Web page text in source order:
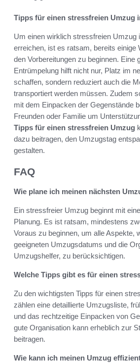
Tipps für einen stressfreien Umzug
Um einen wirklich stressfreien Umzug
erreichen, ist es ratsam, bereits einige
den Vorbereitungen zu beginnen. Eine
Entrümpelung hilft nicht nur, Platz im
schaffen, sondern reduziert auch die
transportiert werden müssen. Zudem
mit dem Einpacken der Gegenstände
Freunden oder Familie um
Tipps für einen stressfreien Umzug
dazu beitragen, den Umzugstag
gestalten.
FAQ
Wie plane ich meinen nächsten
Ein stressfreier Umzug beginnt mit
Planung. Es ist ratsam, mindestens
Voraus zu beginnen, um alle Aspekte,
geeigneten Umzugsdatums und die
Umzugshelfer, zu berücksichtigen.
Welche Tipps gibt es für einen
Zu den wichtigsten Tipps für einen
zählen eine detaillierte Umzugsliste,
und das rechtzeitige Einpacken von
gute Organisation kann erheblich zur
beitragen.
Wie kann ich meinen Umzug